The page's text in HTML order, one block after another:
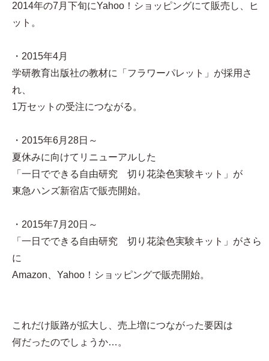
2014年の7月下旬にYahoo！ショッピングにて販売し、ヒ
ット。
・2015年4月
学研教育出版社の教材に「フラワーパレット」が採用さ
れ、
1万セットの受注につながる。
・2015年6月28日～
夏休みに向けてリニューアルした
「一日でできる自由研究 切り花染色実験キット」が
東急ハンズ新宿店で販売開始。
・2015年7月20日～
「一日でできる自由研究 切り花染色実験キット」がさら
に
Amazon、Yahoo！ショッピングで販売開始。
これだけ販路が拡大し、売上増につながった要因は
何だったのでしょうか…。